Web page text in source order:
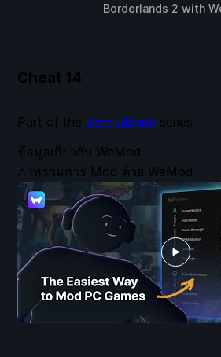
Borderlands 2 with
Cheat 14
ข้อมูลเกี่ยวกับ WeMod
ภาพรวมการ Mod ด้วย WeMod
Part of the Borderlands series